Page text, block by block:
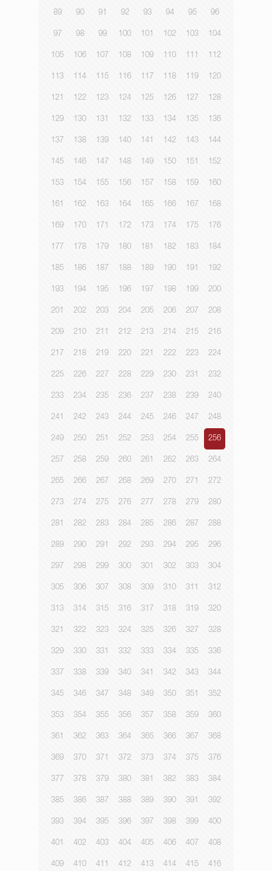
89 90 91 92 93 94 95 96
97 98 99 100 101 102 103 104
105 106 107 108 109 110 111 112
113 114 115 116 117 118 119 120
121 122 123 124 125 126 127 128
129 130 131 132 133 134 135 136
137 138 139 140 141 142 143 144
145 146 147 148 149 150 151 152
153 154 155 156 157 158 159 160
161 162 163 164 165 166 167 168
169 170 171 172 173 174 175 176
177 178 179 180 181 182 183 184
185 186 187 188 189 190 191 192
193 194 195 196 197 198 199 200
201 202 203 204 205 206 207 208
209 210 211 212 213 214 215 216
217 218 219 220 221 222 223 224
225 226 227 228 229 230 231 232
233 234 235 236 237 238 239 240
241 242 243 244 245 246 247 248
249 250 251 252 253 254 255 256
257 258 259 260 261 262 263 264
265 266 267 268 269 270 271 272
273 274 275 276 277 278 279 280
281 282 283 284 285 286 287 288
289 290 291 292 293 294 295 296
297 298 299 300 301 302 303 304
305 306 307 308 309 310 311 312
313 314 315 316 317 318 319 320
321 322 323 324 325 326 327 328
329 330 331 332 333 334 335 336
337 338 339 340 341 342 343 344
345 346 347 348 349 350 351 352
353 354 355 356 357 358 359 360
361 362 363 364 365 366 367 368
369 370 371 372 373 374 375 376
377 378 379 380 381 382 383 384
385 386 387 388 389 390 391 392
393 394 395 396 397 398 399 400
401 402 403 404 405 406 407 408
409 410 411 412 413 414 415 416